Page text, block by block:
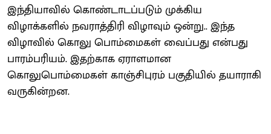
இந்தியாவில் கொண்டாடப்படும் முக்கிய
விழாக்களில் நவராத்திரி விழாவும் ஒன்று.. இந்த
விழாவில் கொலு பொம்மைகள் வைப்பது என்பது
பாரம்பரியம். இதற்காக ஏராளமான
கொலுபொம்மைகள் காஞ்சிபுரம் பகுதியில் தயாராகி
வருகின்றன.